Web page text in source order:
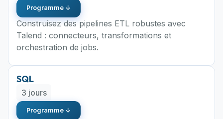
Programme ↓
Construisez des pipelines ETL robustes avec
Talend : connecteurs, transformations et
orchestration de jobs.
SQL
3 jours
Programme ↓